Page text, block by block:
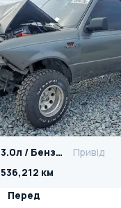
3.0л / Бензин Привід
536,212 км
Перед